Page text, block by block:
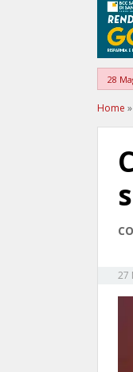
28
Home »
27